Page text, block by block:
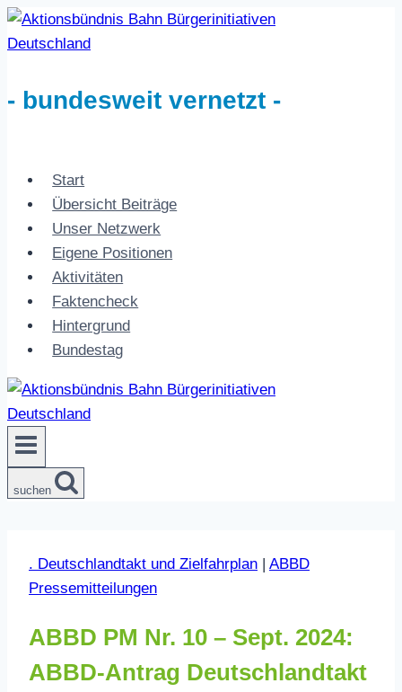
Zum
Inhalt
- bundesweit vernetzt -
Start
Übersicht Beiträge
Unser Netzwerk
Eigene Positionen
Aktivitäten
Faktencheck
Hintergrund
Bundestag
suchen
. Deutschlandtakt und Zielfahrplan
ABBD
Pressemitteilungen
ABBD PM Nr. 10 – Sept. 2024:
ABBD-Antrag Deutschlandtakt